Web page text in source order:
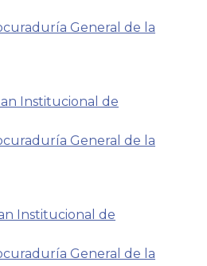
General de la
Institucional de
General de la
Institucional de
General de la